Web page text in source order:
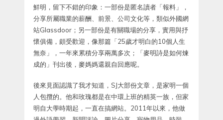
鮮明，留下不錯的印象：一部份是匿名讀者「報料」，
分享所屬職業的薪酬、前景、公司文化等，類似外國網
站Glassdoor；另一部份是有關職場的分享，實用與抒
懷俱備，頗受歡迎，像那篇「25歲才明白的10個人生
無奈」，一年來累積分享兩萬多次；「麥明詩是如何煉
成的」刊出後，麥媽媽還親自回應呢。
後來見面認識了我才知道，SJ大部份文章，是家明一個
人包攬的。他和玫瑰都是在中環上班的精英一族，但家
明自大學時期起，一直在搞網站。2011年以來，他做